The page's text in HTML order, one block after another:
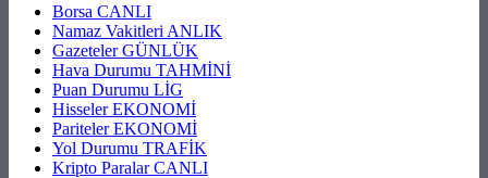
Borsa CANLI
Namaz Vakitleri ANLIK
GazetelerGÜNLÜK
Hava Durumu TAHMİNİ
Puan Durumu LİG
HisselerEKONOMİ
ParitelerEKONOMİ
Yol Durumu TRAFİK
Kripto ParalarCANLI